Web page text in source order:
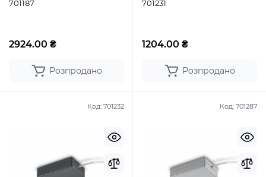
701187
2924.00 ₴
Розпродано
701231
1204.00 ₴
Розпродано
Код: 701232 Код: 701287